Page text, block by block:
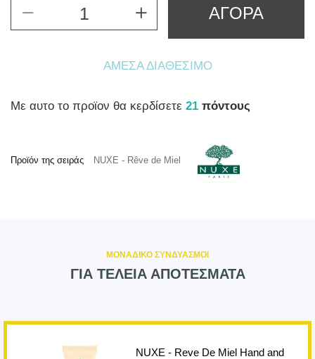
ΑΓΟΡΑ
ΆΜΕΣΑ ΔΙΑΘΈΣΙΜΟ
Mε αυτο το προϊον θα κερδίσετε 21 πόντους
Προϊόν της σειράς NUXE - Rêve de Miel
ΜΟΝΑΔΙΚΟ ΣΥΝΔΥΑΣΜΟΙ
ΓΙΑ ΤΕΛΕΙΑ ΑΠΟΤΕΣΜΑΤΑ
NUXE - Reve De Miel Hand and